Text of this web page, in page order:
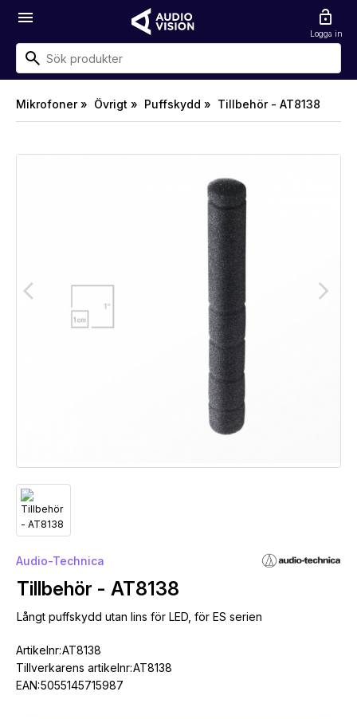
menu lock_open
Logga in
Mikrofoner » Övrigt » Puffskydd » Tillbehör - AT8138
arrow_back_ios arrow_forward_ios
Audio-Technica
Tillbehör - AT8138
Långt puffskydd utan lins för LED, för ES serien
Artikelnr:AT8138
Tillverkarens artikelnr:AT8138
EAN:5055145715987